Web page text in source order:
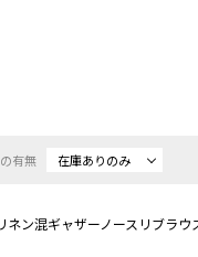
有無 在庫ありのみ